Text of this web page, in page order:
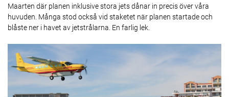
Maarten där planen inklusive stora jets dånar in precis över våra
huvuden. Många stod också vid staketet när planen startade och
blåste ner i havet av jetstrålarna. En farlig lek.